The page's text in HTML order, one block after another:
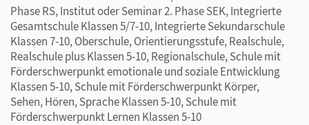
Phase RS, Institut oder Seminar 2. Phase SEK, Integrierte
Gesamtschule Klassen 5/7-10, Integrierte Sekundarschule
Klassen 7-10, Oberschule, Orientierungsstufe, Realschule,
Realschule plus Klassen 5-10, Regionalschule, Schule mit
Förderschwerpunkt emotionale und soziale Entwicklung
Klassen 5-10, Schule mit Förderschwerpunkt Körper,
Sehen, Hören, Sprache Klassen 5-10, Schule mit
Förderschwerpunkt Lernen Klassen 5-10